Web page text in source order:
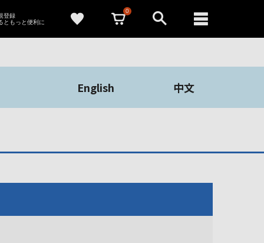
登録
ともっと便利に
0
English 中文